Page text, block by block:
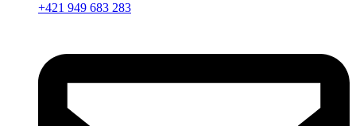
+421 949 683 283